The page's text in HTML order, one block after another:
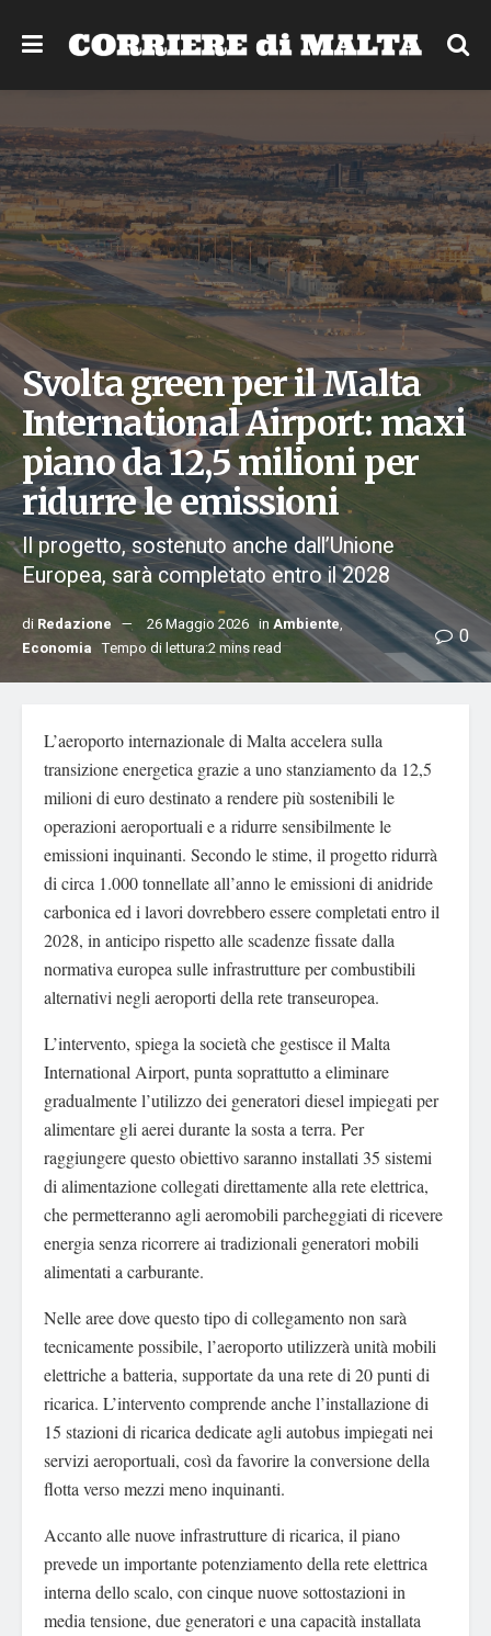
Svolta green per il Malta
International Airport: maxi
piano da 12,5 milioni per
ridurre le emissioni
Il progetto, sostenuto anche dall’Unione
Europea, sarà completato entro il 2028
di Redazione 26 Maggio 2026 in Ambiente,
Economia Tempo di lettura:2 mins read 0
L’aeroporto internazionale di Malta accelera sulla
transizione energetica grazie a uno stanziamento da 12,5
milioni di euro destinato a rendere più sostenibili le
operazioni aeroportuali e a ridurre sensibilmente le
emissioni inquinanti. Secondo le stime, il progetto ridurrà
di circa 1.000 tonnellate all’anno le emissioni di anidride
carbonica ed i lavori dovrebbero essere completati entro il
2028, in anticipo rispetto alle scadenze fissate dalla
normativa europea sulle infrastrutture per combustibili
alternativi negli aeroporti della rete transeuropea.
L’intervento, spiega la società che gestisce il Malta
International Airport, punta soprattutto a eliminare
gradualmente l’utilizzo dei generatori diesel impiegati per
alimentare gli aerei durante la sosta a terra. Per
raggiungere questo obiettivo saranno installati 35 sistemi
di alimentazione collegati direttamente alla rete elettrica,
che permetteranno agli aeromobili parcheggiati di ricevere
energia senza ricorrere ai tradizionali generatori mobili
alimentati a carburante.
Nelle aree dove questo tipo di collegamento non sarà
tecnicamente possibile, l’aeroporto utilizzerà unità mobili
elettriche a batteria, supportate da una rete di 20 punti di
ricarica. L’intervento comprende anche l’installazione di
15 stazioni di ricarica dedicate agli autobus impiegati nei
servizi aeroportuali, così da favorire la conversione della
flotta verso mezzi meno inquinanti.
Accanto alle nuove infrastrutture di ricarica, il piano
prevede un importante potenziamento della rete elettrica
interna dello scalo, con cinque nuove sottostazioni in
media tensione, due generatori e una capacità installata